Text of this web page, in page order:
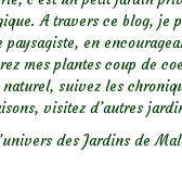
A travers ce blog, je
paysagiste, en
mes plantes coup de
suivez les
visitez d’autres
des Jardins de